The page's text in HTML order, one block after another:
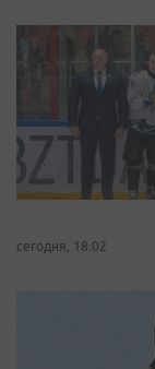
сегодня, 18:02